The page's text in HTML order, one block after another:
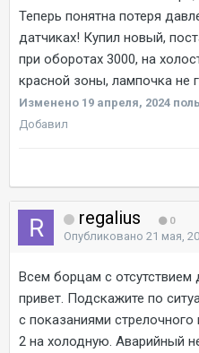
Теперь понятна потеря
датчиках! Купил новый,
при оборотах 3000, на
красной зоны, лампочка не
Изменено 19 апреля, 2024
Добавил
regalius 0
Опубликовано 21 мая,
Всем борцам с отсутствием
привет. Подскажите по
с показаниями
2 на холодную. Аварийный